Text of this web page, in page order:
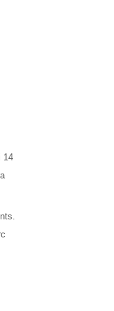
14